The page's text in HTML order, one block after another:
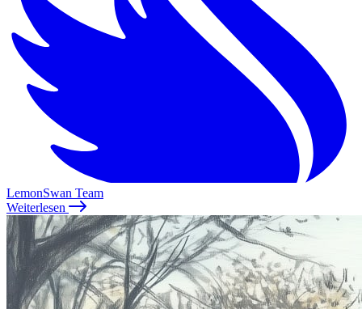
LemonSwan Team
Weiterlesen